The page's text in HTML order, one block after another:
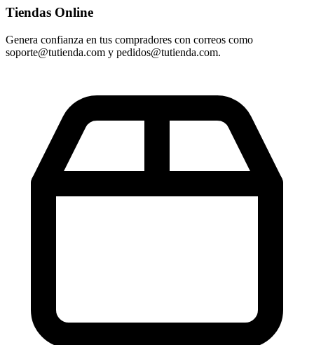
Tiendas Online
Genera confianza en tus compradores con correos como
soporte@tutienda.com y pedidos@tutienda.com.